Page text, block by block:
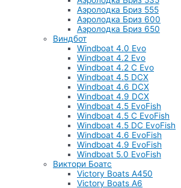
Аэролодка Бриз 555
Аэролодка Бриз 600
Аэролодка Бриз 650
Виндбот
Windboat 4.0 Evo
Windboat 4.2 Evo
Windboat 4.2 C Evo
Windboat 4.5 DCX
Windboat 4.6 DCX
Windboat 4.9 DCX
Windboat 4.5 EvoFish
Windboat 4.5 C EvoFish
Windboat 4.5 DC EvoFish
Windboat 4.6 EvoFish
Windboat 4.9 EvoFish
Windboat 5.0 EvoFish
Виктори Боатс
Victory Boats A450
Victory Boats A6